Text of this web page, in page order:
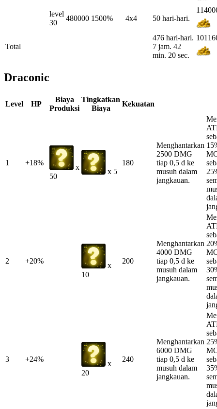
level
30
480000 1500% 4x4 50 hari-hari.
Total
476 hari-hari.
7 jam. 42
min. 20 sec.
Draconic
Level HP
Biaya
Produksi
Tingkatkan
Biaya
Kekuatan
1 +18%
x
50
x 5
180
Menghantarkan
2500 DMG
tiap 0,5 d ke
musuh dalam
jangkauan.
2 +20%
x
10
200
Menghantarkan
4000 DMG
tiap 0,5 d ke
musuh dalam
jangkauan.
3 +24%
x
20
240
Menghantarkan
6000 DMG
tiap 0,5 d ke
musuh dalam
jangkauan.